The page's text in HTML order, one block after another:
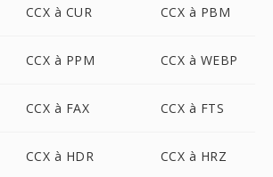
CCX à CUR CCX à PBM
CCX à PPM CCX à WEBP
CCX à FAX CCX à FTS
CCX à HDR CCX à HRZ